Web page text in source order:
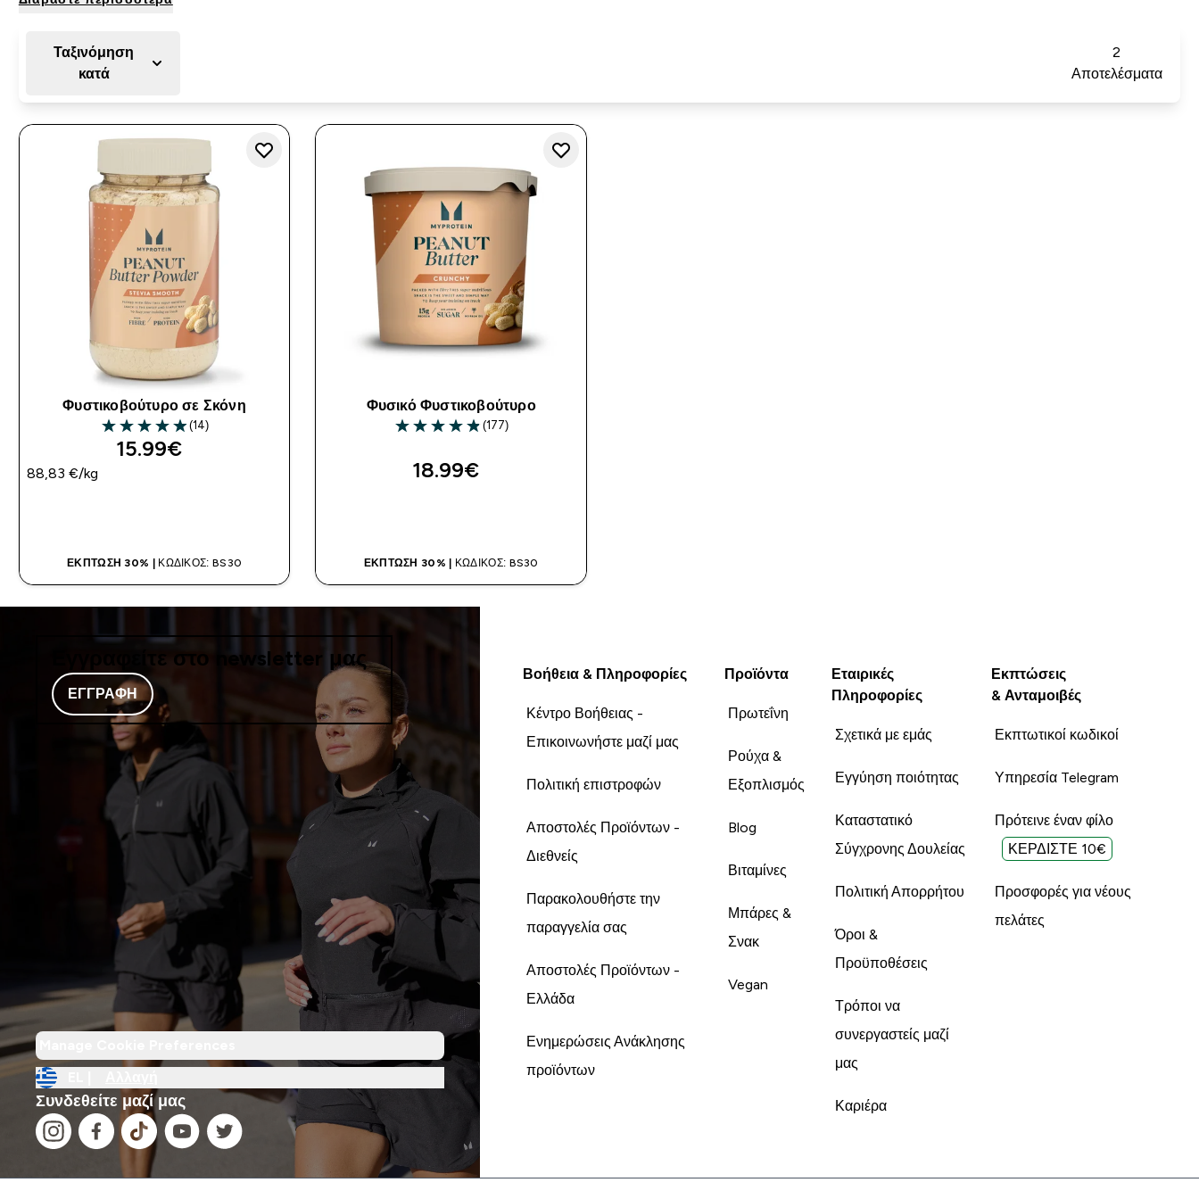
Ταξινόμηση
κατά
2
Αποτελέσματα
Φυστικοβούτυρο σε Σκόνη
4.93 out of 5 stars
(14)
15.99€‎
88,83 €‎/kg
ΈΚΠΤΩΣΗ 30% | ΚΩΔΙΚΌΣ: BS30
Φυσικό Φυστικοβούτυρο
4.85 out of 5 stars
(177)
18.99€‎
ΈΚΠΤΩΣΗ 30% | ΚΩΔΙΚΌΣ: BS30
Εγγραφείτε στο newsletter μας
ΕΓΓΡΑΦΉ
Συνδεθείτε μαζί μας
Βοήθεια & Πληροφορίες
Κέντρο Βοήθειας -
Επικοινωνήστε μαζί μας
Πολιτική επιστροφών
Αποστολές Προϊόντων -
Διεθνείς
Παρακολουθήστε την
παραγγελία σας
Αποστολές Προϊόντων -
Ελλάδα
Ενημερώσεις Ανάκλησης
προϊόντων
Προϊόντα
Πρωτεΐνη
Ρούχα &
Εξοπλισμός
Blog
Βιταμίνες
Μπάρες &
Σνακ
Vegan
Εταιρικές
Πληροφορίες
Σχετικά με εμάς
Εγγύηση ποιότητας
Καταστατικό
Σύγχρονης Δουλείας
Πολιτική Απορρήτου
Όροι &
Προϋποθέσεις
Τρόποι να
συνεργαστείς μαζί
μας
Καριέρα
Εκπτώσεις
& Ανταμοιβές
Εκπτωτικοί κωδικοί
Υπηρεσία Telegram
Πρότεινε έναν φίλο
ΚΕΡΔΙΣΤΕ 10€
Προσφορές για νέους
πελάτες